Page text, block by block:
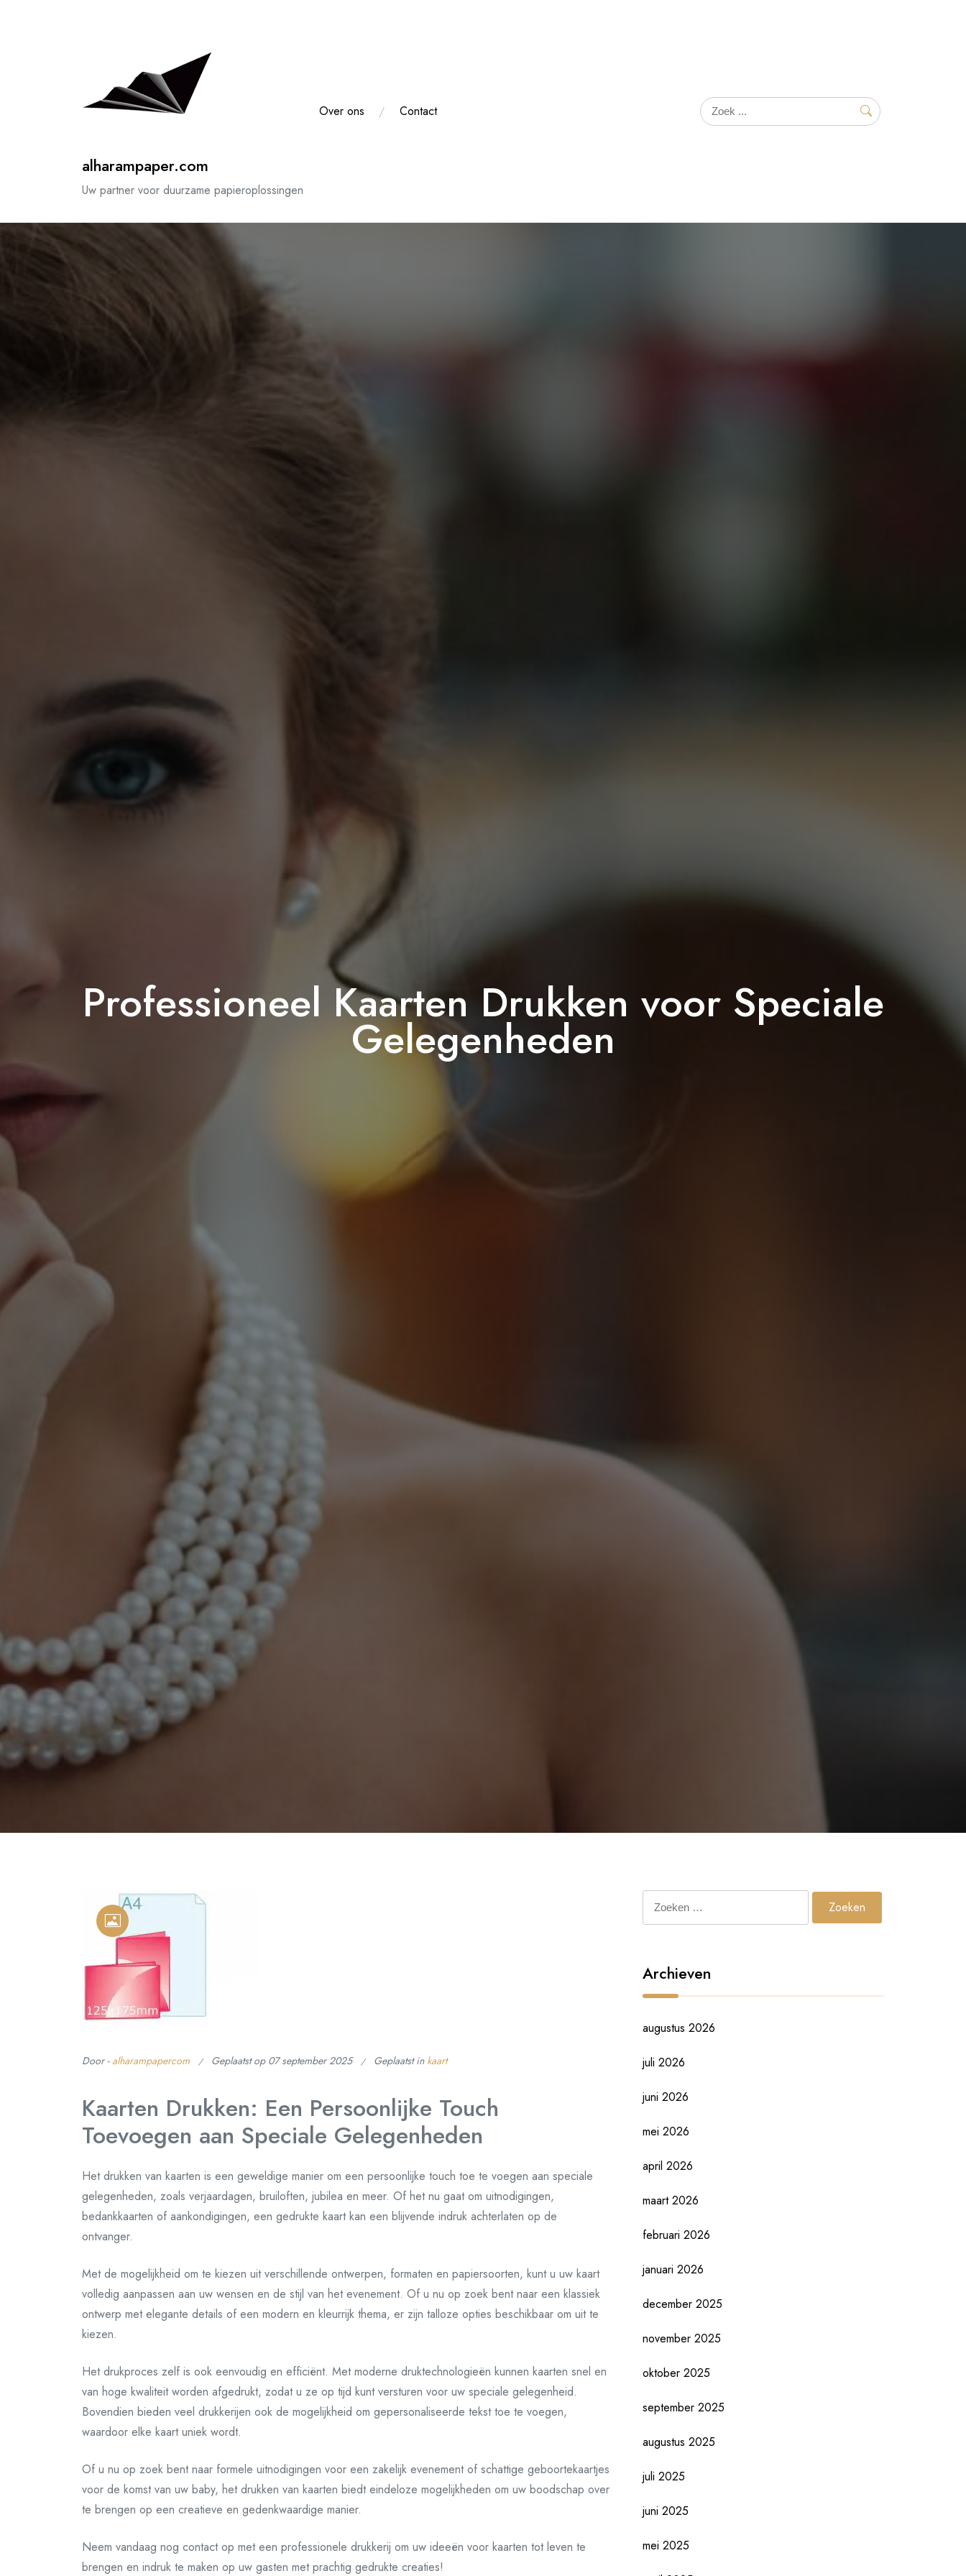
alharampaper.com
Uw partner voor duurzame papieroplossingen
Over ons Contact
Professioneel Kaarten Drukken voor Speciale
Gelegenheden
Door - alharampapercom Geplaatst op 07 september 2025 Geplaatst in kaart
Kaarten Drukken: Een Persoonlijke Touch
Toevoegen aan Speciale Gelegenheden
Het drukken van kaarten is een geweldige manier om een persoonlijke touch toe te voegen aan speciale
gelegenheden, zoals verjaardagen, bruiloften, jubilea en meer. Of het nu gaat om uitnodigingen,
bedankkaarten of aankondigingen, een gedrukte kaart kan een blijvende indruk achterlaten op de
ontvanger.
Met de mogelijkheid om te kiezen uit verschillende ontwerpen, formaten en papiersoorten, kunt u uw kaart
volledig aanpassen aan uw wensen en de stijl van het evenement. Of u nu op zoek bent naar een klassiek
ontwerp met elegante details of een modern en kleurrijk thema, er zijn talloze opties beschikbaar om uit te
kiezen.
Het drukproces zelf is ook eenvoudig en efficiënt. Met moderne druktechnologieën kunnen kaarten snel en
van hoge kwaliteit worden afgedrukt, zodat u ze op tijd kunt versturen voor uw speciale gelegenheid.
Bovendien bieden veel drukkerijen ook de mogelijkheid om gepersonaliseerde tekst toe te voegen,
waardoor elke kaart uniek wordt.
Of u nu op zoek bent naar formele uitnodigingen voor een zakelijk evenement of schattige geboortekaartjes
voor de komst van uw baby, het drukken van kaarten biedt eindeloze mogelijkheden om uw boodschap over
te brengen op een creatieve en gedenkwaardige manier.
Neem vandaag nog contact op met een professionele drukkerij om uw ideeën voor kaarten tot leven te
brengen en indruk te maken op uw gasten met prachtig gedrukte creaties!
Zoeken
naar:
Archieven
augustus 2026
juli 2026
juni 2026
mei 2026
april 2026
maart 2026
februari 2026
januari 2026
december 2025
november 2025
oktober 2025
september 2025
augustus 2025
juli 2025
juni 2025
mei 2025